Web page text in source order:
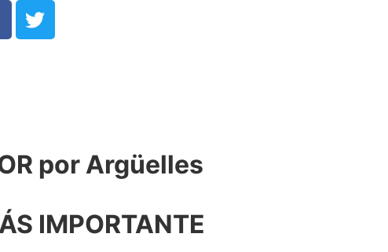
por Argüelles​
IMPORTANTE